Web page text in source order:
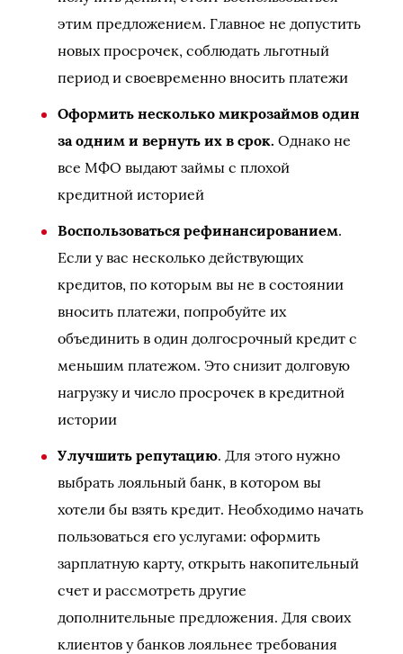
этим предложением. Главное не допустить
новых просрочек, соблюдать льготный
период и своевременно вносить платежи
Оформить несколько микрозаймов один
за одним и вернуть их в срок. Однако не
все МФО выдают займы с плохой
кредитной историей
Воспользоваться рефинансированием.
Если у вас несколько действующих
кредитов, по которым вы не в состоянии
вносить платежи, попробуйте их
объединить в один долгосрочный кредит с
меньшим платежом. Это снизит долговую
нагрузку и число просрочек в кредитной
истории
Улучшить репутацию. Для этого нужно
выбрать лояльный банк, в котором вы
хотели бы взять кредит. Необходимо начать
пользоваться его услугами: оформить
зарплатную карту, открыть накопительный
счет и рассмотреть другие
дополнительные предложения. Для своих
клиентов у банков лояльнее требования